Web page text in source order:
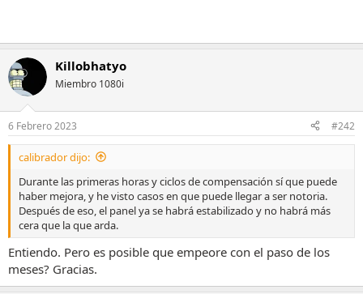
Killobhatyo
Miembro 1080i
6 Febrero 2023 #242
calibrador dijo:
Durante las primeras horas y ciclos de compensación sí que puede
haber mejora, y he visto casos en que puede llegar a ser notoria.
Después de eso, el panel ya se habrá estabilizado y no habrá más
cera que la que arda.
Entiendo. Pero es posible que empeore con el paso de los
meses? Gracias.